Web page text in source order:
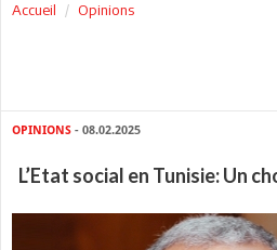
Accueil Opinions
OPINIONS - 08.02.2025
L’Etat social en Tunisie: Un